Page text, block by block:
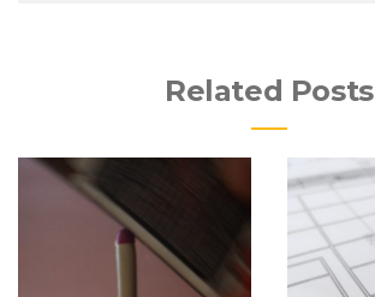
Related Posts